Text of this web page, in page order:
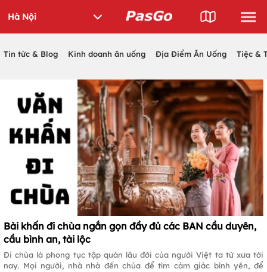
Tin tức & Blog Kinh doanh ăn uống Địa Điểm Ăn Uống Tiệc &
Bài khấn đi chùa ngắn gọn đầy đủ các BAN cầu duyên,
cầu bình an, tài lộc
Đi chùa là phong tục tập quán lâu đời của người Việt ta từ xưa tới
nay. Mọi người, nhà nhà đến chùa để tìm cảm giác bình yên, để